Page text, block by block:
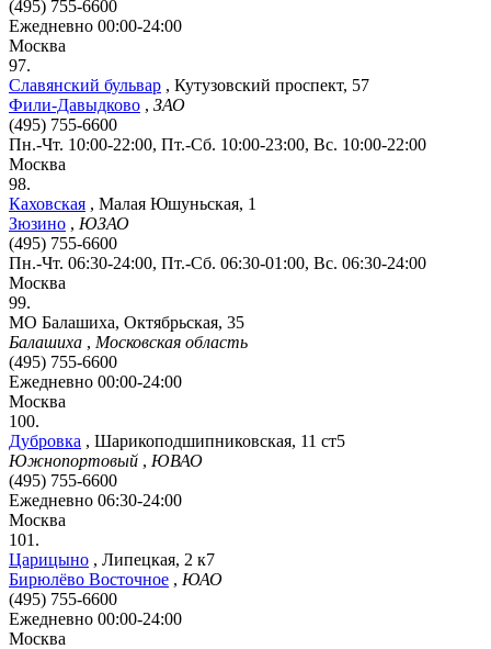
(495) 755-6600
Ежедневно 00:00-24:00
Москва
97.
Славянский бульвар , Кутузовский проспект, 57
Фили-Давыдково , ЗАО
(495) 755-6600
Пн.-Чт. 10:00-22:00, Пт.-Сб. 10:00-23:00, Вс. 10:00-22:00
Москва
98.
Каховская , Малая Юшуньская, 1
Зюзино , ЮЗАО
(495) 755-6600
Пн.-Чт. 06:30-24:00, Пт.-Сб. 06:30-01:00, Вс. 06:30-24:00
Москва
99.
МО Балашиха, Октябрьская, 35
Балашиха , Московская область
(495) 755-6600
Ежедневно 00:00-24:00
Москва
100.
Дубровка , Шарикоподшипниковская, 11 ст5
Южнопортовый , ЮВАО
(495) 755-6600
Ежедневно 06:30-24:00
Москва
101.
Царицыно , Липецкая, 2 к7
Бирюлёво Восточное , ЮАО
(495) 755-6600
Ежедневно 00:00-24:00
Москва